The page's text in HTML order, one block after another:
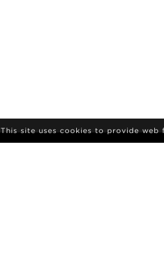
This site uses cookies to provide web